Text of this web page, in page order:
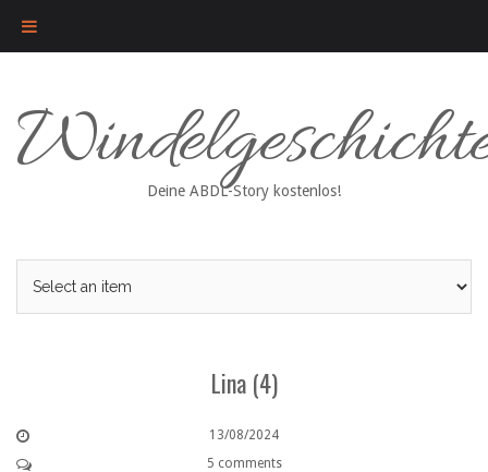
content
Deine ABDL-Story kostenlos!
Lina (4)
13/08/2024
5 comments